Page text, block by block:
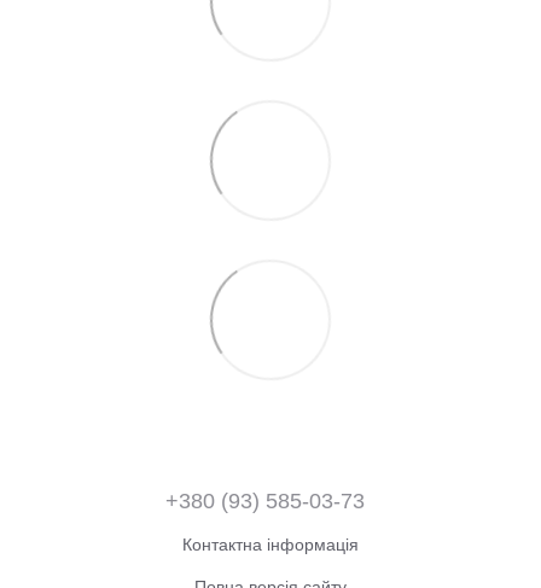
+380 (93) 585-03-73
Контактна інформація